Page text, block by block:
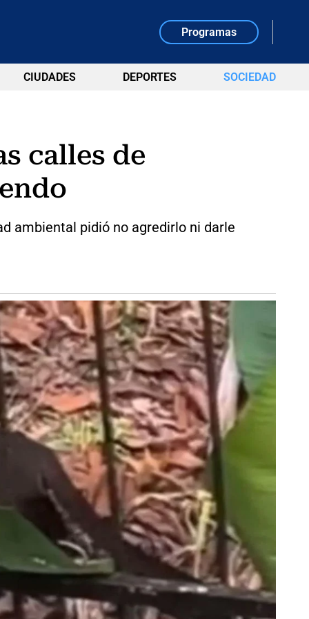
Programas
CIUDADES DEPORTES SOCIEDAD
calles de
ambiental pidió no agredirlo ni darle